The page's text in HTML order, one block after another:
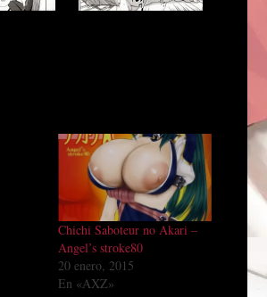
Chichi Saboteur no Akari –
Angel’s stroke80
20 enero, 2015
En «AXZ»